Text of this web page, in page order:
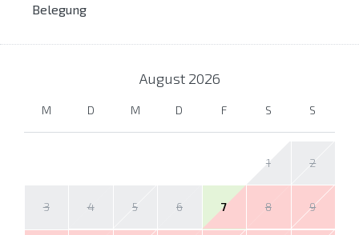
Belegung
August 2026
M D M D F S S
1 2
3 4 5 6 7 8 9